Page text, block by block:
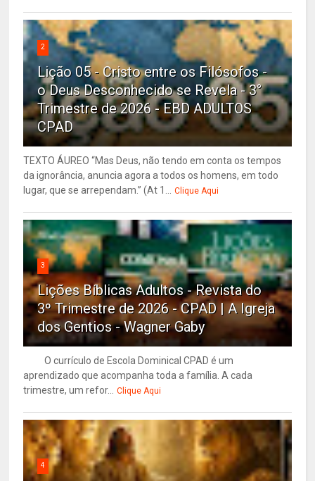
2
Lição 05 - Cristo entre os Filósofos -
o Deus Desconhecido se Revela - 3°
Trimestre de 2026 - EBD ADULTOS
CPAD
TEXTO ÁUREO “Mas Deus, não tendo em conta os tempos
da ignorância, anuncia agora a todos os homens, em todo
lugar, que se arrependam.” (At 1... Clique Aqui
3
Lições Bíblicas Adultos - Revista do
3º Trimestre de 2026 - CPAD | A Igreja
dos Gentios - Wagner Gaby
O currículo de Escola Dominical CPAD é um
aprendizado que acompanha toda a família. A cada
trimestre, um refor... Clique Aqui
4